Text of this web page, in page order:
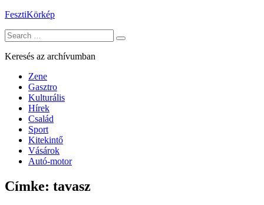
Skip
content
FesztiKörkép
Search
for:
Keresés az archívumban
Zene
Gasztro
Kulturális
Hírek
Család
Sport
Kitekintő
Vásárok
Autó-motor
Címke: tavasz